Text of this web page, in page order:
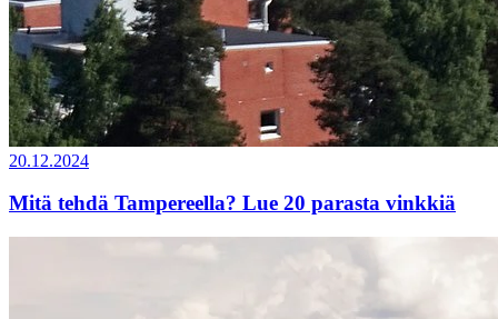
20.12.2024
Mitä tehdä Tampereella? Lue 20 parasta vinkkiä